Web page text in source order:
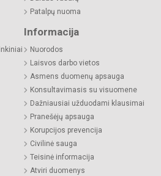
Patalpų nuoma
Informacija
Nuorodos
Laisvos darbo vietos
Asmens duomenų apsauga
Konsultavimasis su visuomene
Dažniausiai užduodami klausimai
Pranešėjų apsauga
Korupcijos prevencija
Civilinė sauga
Teisinė informacija
Atviri duomenys